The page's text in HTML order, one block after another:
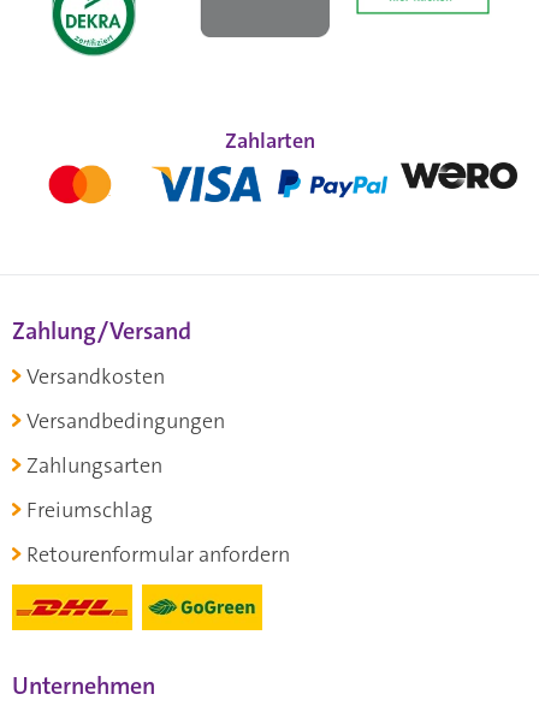
Zahlarten
Zahlung/Versand
Versandkosten
Versandbedingungen
Zahlungsarten
Freiumschlag
Retourenformular anfordern
Unternehmen